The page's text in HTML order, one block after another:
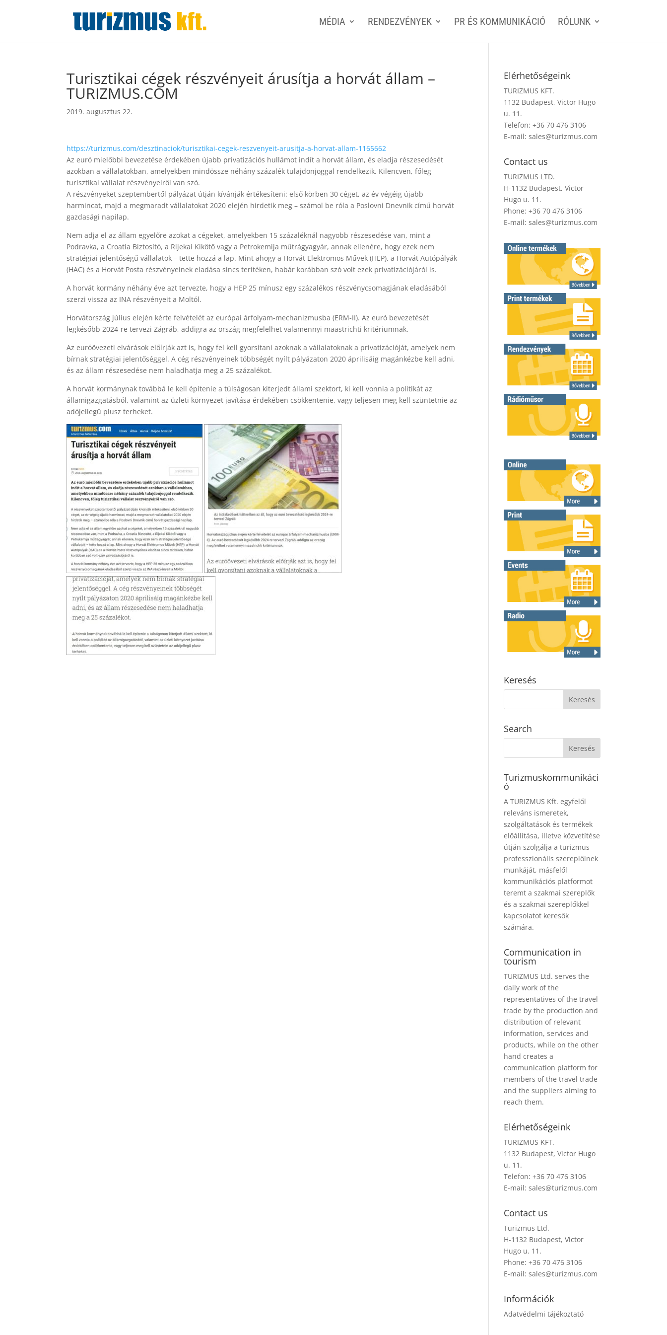
MÉDIA RENDEZVÉNYEK PR ÉS KOMMUNIKÁCIÓ RÓLUNK
Turisztikai cégek részvényeit árusítja a horvát állam –
TURIZMUS.COM
2019. augusztus 22.
https://turizmus.com/desztinaciok/turisztikai-cegek-reszvenyeit-arusitja-a-horvat-allam-1165662
Az euró mielőbbi bevezetése érdekében újabb privatizációs hullámot indít a horvát állam, és eladja részesedését
azokban a vállalatokban, amelyekben mindössze néhány százalék tulajdonjoggal rendelkezik. Kilencven, főleg
turisztikai vállalat részvényeiről van szó.
A részvényeket szeptembertől pályázat útján kívánják értékesíteni: első körben 30 céget, az év végéig újabb
harmincat, majd a megmaradt vállalatokat 2020 elején hirdetik meg – számol be róla a Poslovni Dnevnik című horvát
gazdasági napilap.
Nem adja el az állam egyelőre azokat a cégeket, amelyekben 15 százaléknál nagyobb részesedése van, mint a
Podravka, a Croatia Biztosító, a Rijekai Kikötő vagy a Petrokemija műtrágyagyár, annak ellenére, hogy ezek nem
stratégiai jelentőségű vállalatok – tette hozzá a lap. Mint ahogy a Horvát Elektromos Művek (HEP), a Horvát Autópályák
(HAC) és a Horvát Posta részvényeinek eladása sincs terítéken, habár korábban szó volt ezek privatizációjáról is.
A horvát kormány néhány éve azt tervezte, hogy a HEP 25 mínusz egy százalékos részvénycsomagjának eladásából
szerzi vissza az INA részvényeit a Moltól.
Horvátország július elején kérte felvételét az európai árfolyam-mechanizmusba (ERM-II). Az euró bevezetését
legkésőbb 2024-re tervezi Zágráb, addigra az ország megfelelhet valamennyi maastrichti kritériumnak.
Az euróövezeti elvárások előírják azt is, hogy fel kell gyorsítani azoknak a vállalatoknak a privatizációját, amelyek nem
bírnak stratégiai jelentőséggel. A cég részvényeinek többségét nyílt pályázaton 2020 áprilisáig magánkézbe kell adni,
és az állam részesedése nem haladhatja meg a 25 százalékot.
A horvát kormánynak továbbá le kell építenie a túlságosan kiterjedt állami szektort, ki kell vonnia a politikát az
államigazgatásból, valamint az üzleti környezet javítása érdekében csökkentenie, vagy teljesen meg kell szüntetnie az
adójellegű plusz terheket.
Elérhetőségeink
TURIZMUS KFT.
1132 Budapest, Victor Hugo
u. 11.
Telefon: +36 70 476 3106
E-mail:sales@turizmus.com
Contact us
TURIZMUS LTD.
H-1132 Budapest, Victor
Hugo u. 11.
Phone: +36 70 476 3106
E-mail:sales@turizmus.com
Keresés
Search
Turizmuskommunikáci
ó
A TURIZMUS Kft. egyfelől
releváns ismeretek,
szolgáltatások és termékek
előállítása, illetve közvetítése
útján szolgálja a turizmus
professzionális szereplőinek
munkáját, másfelől
kommunikációs platformot
teremt a szakmai szereplők
és a szakmai szereplőkkel
kapcsolatot keresők
számára.
Communication in
tourism
TURIZMUS Ltd. serves the
daily work of the
representatives of the travel
trade by the production and
distribution of relevant
information, services and
products, while on the other
hand creates a
communication platform for
members of the travel trade
and the suppliers aiming to
reach them.
Elérhetőségeink
TURIZMUS KFT.
1132 Budapest, Victor Hugo
u. 11.
Telefon: +36 70 476 3106
E-mail:sales@turizmus.com
Contact us
Turizmus Ltd.
H-1132 Budapest, Victor
Hugo u. 11.
Phone: +36 70 476 3106
E-mail:sales@turizmus.com
Információk
Adatvédelmi tájékoztató